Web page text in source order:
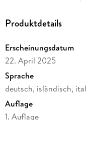
Produktdetails
Erscheinungsdatum
22. April 2025
Sprache
deutsch, isländisch,
Auflage
1. Auflage